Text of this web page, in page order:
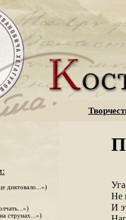
диктовало...»)
струнах...»)
Не
И